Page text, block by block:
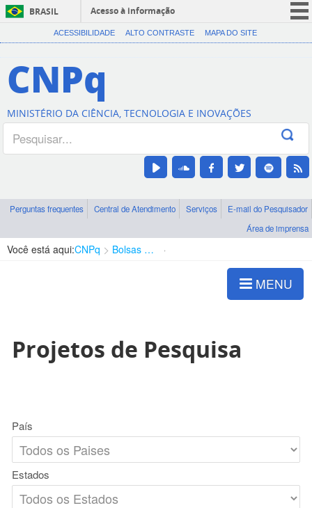
BRASIL
Acesso à informação
CORONAVÍRUS (COVID-19)
Canais
ACESSIBILIDADE ALTO CONTRASTE MAPA DO SITE
CNPq
MINISTÉRIO DA CIÊNCIA, TECNOLOGIA E INOVAÇÕES
Perguntas frequentes Central de Atendimento Serviços
E-mail do Pesquisador
Área de imprensa
Você está aqui:CNPq Bolsas e Auxílios Vigentes
MENU
Projetos de Pesquisa
País
Estados